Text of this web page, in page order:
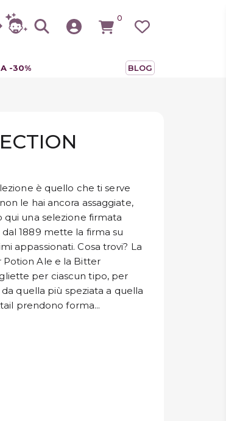
0
-30% BLOG
è quello che ti serve
le hai ancora assaggiate,
qui una selezione firmata
dal 1889 mette la firma su
appassionati. Cosa trovi? La
Potion Ale e la Bitter
per ciascun tipo, per
quella più speziata a quella
prendono forma...